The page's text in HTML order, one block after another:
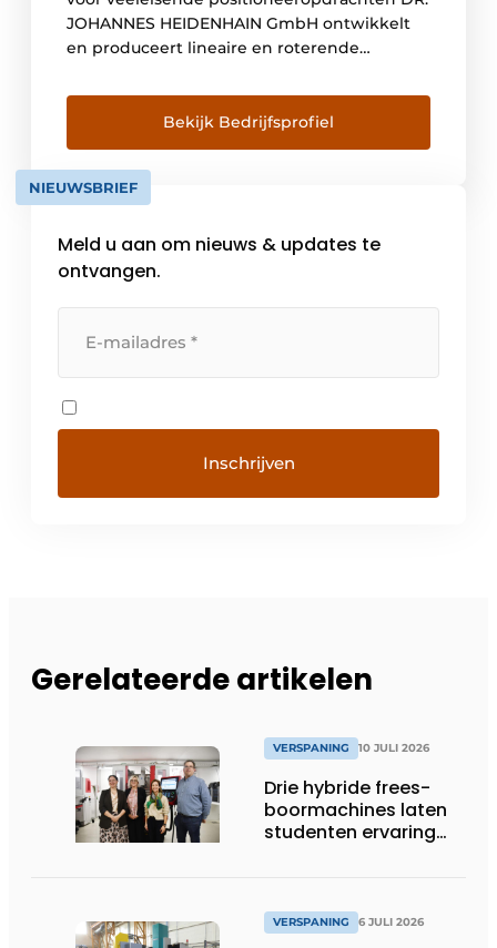
JOHANNES HEIDENHAIN GmbH ontwikkelt
en produceert lineaire en roterende
uitlezingen en numerieke besturingen voor
veeleisende positioneeropdrachten.
HEIDENHAIN-producten worden vooral
ingezet in zeer nauwkeurige
gereedschapsmachines maar ook in
verwerking van elektronische componenten
en halfgeleiders. Met onze uitgebreide
Bekijk Bedrijfsprofiel
NIEUWSBRIEF
Meld u aan om nieuws & updates te
ontvangen.
Gerelateerde artikelen
VERSPANING 10 JULI 2026
Drie hybride frees-
boormachines laten
studenten ervaring
VERSPANING 6 JULI 2026